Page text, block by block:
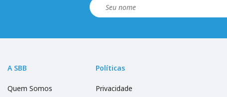
A SBB
Quem Somos
Políticas
Privacidade